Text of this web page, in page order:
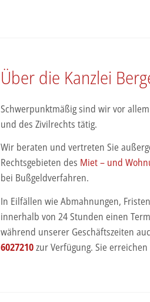
Über die Kanzlei
Schwerpunktmäßig sind wir vor
und des Zivilrechts tätig.
Wir beraten und vertreten Sie
Rechtsgebieten des Miet – und
bei Bußgeldverfahren.
In Eilfällen wie Abmahnungen,
innerhalb von 24 Stunden einen
während unserer Geschäftszeiten
6027210zur Verfügung. Sie